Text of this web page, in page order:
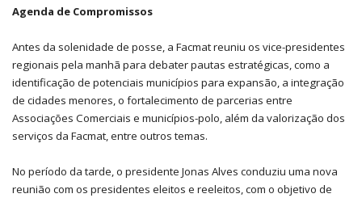
Agenda de Compromissos
Antes da solenidade de posse, a Facmat reuniu os vice-presidentes
regionais pela manhã para debater pautas estratégicas, como a
identificação de potenciais municípios para expansão, a integração
de cidades menores, o fortalecimento de parcerias entre
Associações Comerciais e municípios-polo, além da valorização dos
serviços da Facmat, entre outros temas.
No período da tarde, o presidente Jonas Alves conduziu uma nova
reunião com os presidentes eleitos e reeleitos, com o objetivo de